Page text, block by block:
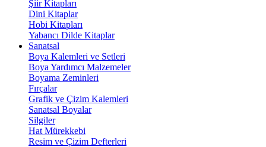
Şiir Kitapları
Dini Kitaplar
Hobi Kitapları
Yabancı Dilde Kitaplar
Sanatsal
Boya Kalemleri ve Setleri
Boya Yardımcı Malzemeler
Boyama Zeminleri
Fırçalar
Grafik ve Çizim Kalemleri
Sanatsal Boyalar
Silgiler
Hat Mürekkebi
Resim ve Çizim Defterleri